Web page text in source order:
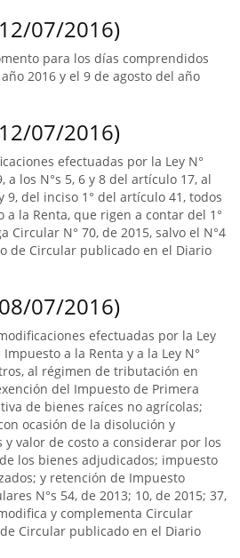
07/2016)
para los días comprendidos
2016 y el 9 de agosto del año
07/2016)
efectuadas por la Ley N°
a los N°s 5, 6 y 8 del artículo 17, al
9, del inciso 1° del artículo 41, todos
a la Renta, que rigen a contar del 1°
Circular N° 70, de 2015, salvo el N°4
de Circular publicado en el Diario
07/2016)
efectuadas por la Ley
a la Renta y a la Ley N°
al régimen de tributación en
del Impuesto de Primera
de bienes raíces no agrícolas;
ocasión de la disolución y
valor de costo a considerar por los
los bienes adjudicados; impuesto
y retención de Impuesto
N°s 54, de 2013; 10, de 2015; 37,
y complementa Circular
de Circular publicado en el Diario